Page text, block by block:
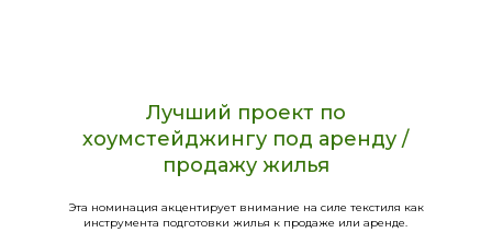
Лучший проект по
хоумстейджингу под аренду /
продажу жилья
Эта номинация акцентирует внимание на силе текстиля как
инструмента подготовки жилья к продаже или аренде.